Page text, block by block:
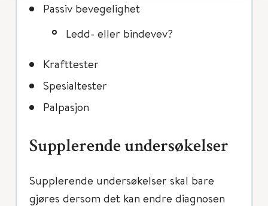
Passiv bevegelighet
Ledd- eller bindevev?
Krafttester
Spesialtester
Palpasjon
Supplerende undersøkelser
Supplerende undersøkelser skal bare
gjøres dersom det kan endre diagnosen